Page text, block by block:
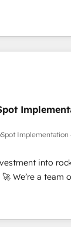
campaigns, and
hub setup
Built to convert,
can put
help with: • CRM
workflows,
from
with ERP (and
Sales Hub,
CMS • ISO/
and ISO
standard
built on
in touch (𝘸𝘦'𝘳𝘦
Implementation
into
you. We can
into complex
what you've